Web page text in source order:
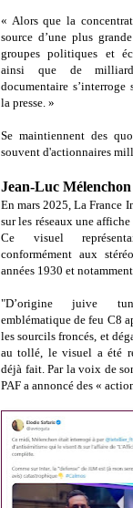
« Alors que la
source d’une plus
groupes politiques et
ainsi que de
documentaire s’interroge
la presse. »
Se maintiennent des
souvent d'actionnaires
Jean-Luc Mélenchon
En mars 2025, La France
sur les réseaux une
Ce visuel
conformément aux
années 1930 et
"D’origine juive
emblématique de feu C8
les sourcils froncés, et
au tollé, le visuel a été
déjà fait. Par la voix de
PAF a annoncé des «